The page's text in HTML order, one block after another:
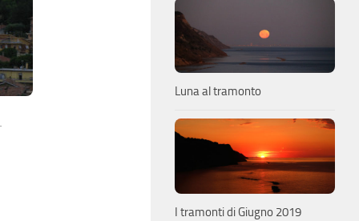
Luna al tramonto
I tramonti di Giugno 2019